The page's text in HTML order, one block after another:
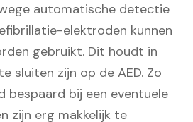
automatische detectie
elektroden kunnen
gebruikt. Dit houdt in
sluiten zijn op de AED. Zo
bij een eventuele
zijn erg makkelijk te